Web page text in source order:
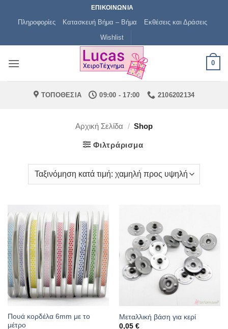
ΕΠΙΚΟΙΝΩΝΙΑ
Πληροφορίες Κατασκευή Βήμα – Βήμα
Εκθέσεις και Δράσεις
Wishlist
0
ΤΟΠΟΘΕΣΙΑ 09:00 - 17:00 2106202134
Αρχική Σελίδα / Shop
Φιλτράρισμα
Πουά κορδέλα 6mm με το
μέτρο
Μεταλλική βάση για κερί
0,05 €